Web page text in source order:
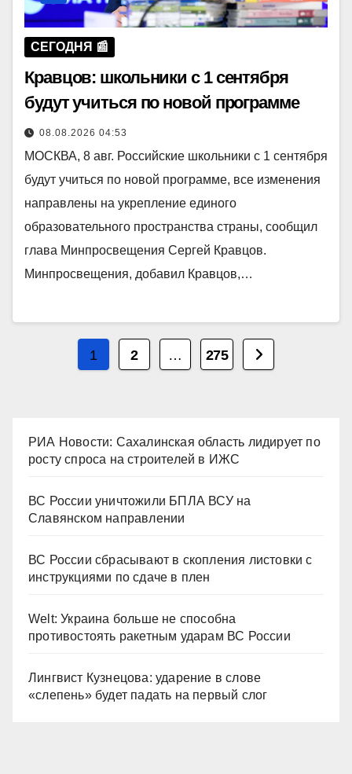
СЕГОДНЯ 📰
Кравцов: школьники с 1 сентября
будут учиться по новой программе
08.08.2026 04:53
МОСКВА, 8 авг. Российские школьники с 1 сентября
будут учиться по новой программе, все изменения
направлены на укрепление единого
образовательного пространства страны, сообщил
глава Минпросвещения Сергей Кравцов.
Минпросвещения, добавил Кравцов,…
Пагинация
1 2 … 275
РИА Новости: Сахалинская область лидирует по
росту спроса на строителей в ИЖС
ВС России уничтожили БПЛА ВСУ на
Славянском направлении
ВС России сбрасывают в скопления листовки с
инструкциями по сдаче в плен
Welt: Украина больше не способна
противостоять ракетным ударам ВС России
Лингвист Кузнецова: ударение в слове
«слепень» будет падать на первый слог